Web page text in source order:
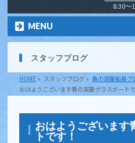
8:30～
MENU
スタッフブログ
HOME » スタッフブログ » 青の洞窟船長ブ
おはようございます青の洞窟グラスボートで
おはようございます
トです！